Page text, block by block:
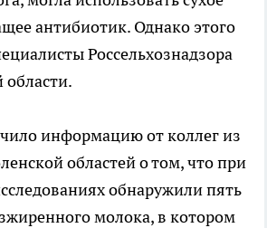
антибиотик. Однако этого
Россельхознадзора
информацию от коллег из
областей о том, что при
обнаружили пять
молока, в котором